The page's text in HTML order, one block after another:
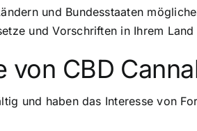
und Bundesstaaten
und Vorschriften in Ihrem
CBD
und haben das Interesse von